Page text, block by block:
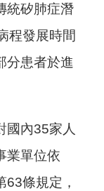
統矽肺症潛
程發展時間
分患者於進
國內35家人
業單位依
63條規定，